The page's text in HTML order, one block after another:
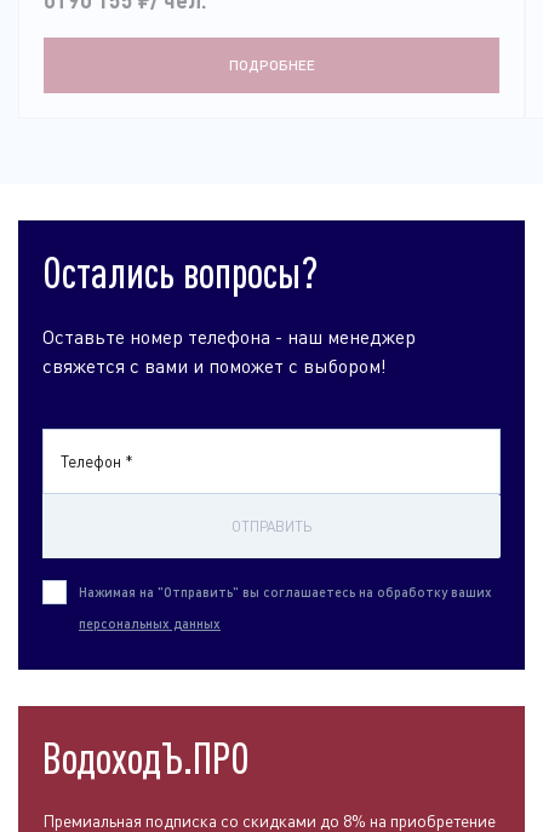
ПОДРОБНЕЕ
Остались вопросы?
Оставьте номер телефона - наш менеджер
свяжется с вами и поможет с выбором!
Телефон *
ОТПРАВИТЬ
Нажимая на "Отправить" вы соглашаетесь на обработку ваших
персональных данных
ВодоходЪ.ПРО
Премиальная подписка со скидками до 8% на приобретение